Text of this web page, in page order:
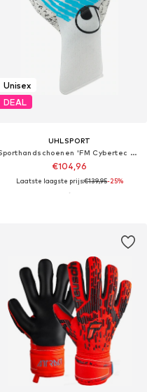
Unisex
DEAL
UHLSPORT
Sporthandschoenen 'FM Cybertec Supergrip+ HN'
€104,96
Laatste laagste prijs:€139,95-25%